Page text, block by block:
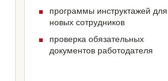
программы инструктажей для
новых сотрудников
проверка обязательных
документов работодателя